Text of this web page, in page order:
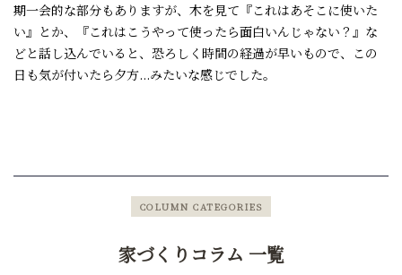
期一会的な部分もありますが、木を見て『これはあそこに使いた
い』とか、『これはこうやって使ったら面白いんじゃない？』な
どと話し込んでいると、恐ろしく時間の経過が早いもので、この
日も気が付いたら夕方...みたいな感じでした。
COLUMN CATEGORIES
家づくりコラム 一覧